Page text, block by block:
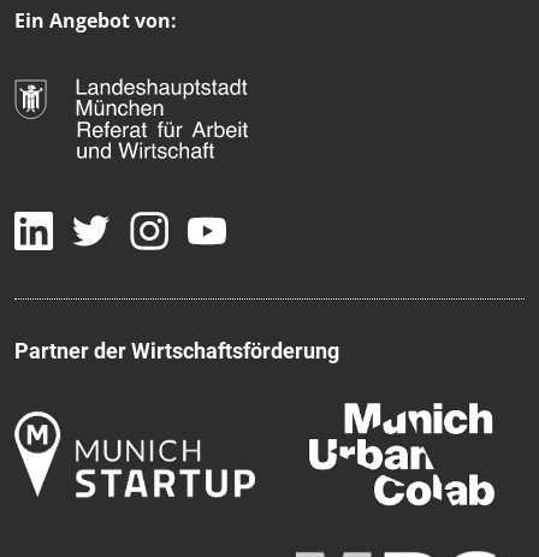
Ein Angebot von:
Partner der Wirtschaftsförderung